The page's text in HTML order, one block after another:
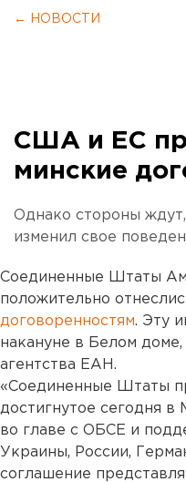
← НОВОСТИ
США и ЕС
минские
Однако стороны
изменил свое
Соединенные Штаты
положительно
договоренностям. Эту
накануне в Белом
агентства ЕАН.
«Соединенные Штаты
достигнутое сегодня в
во главе с ОБСЕ и
Украины, России,
соглашение